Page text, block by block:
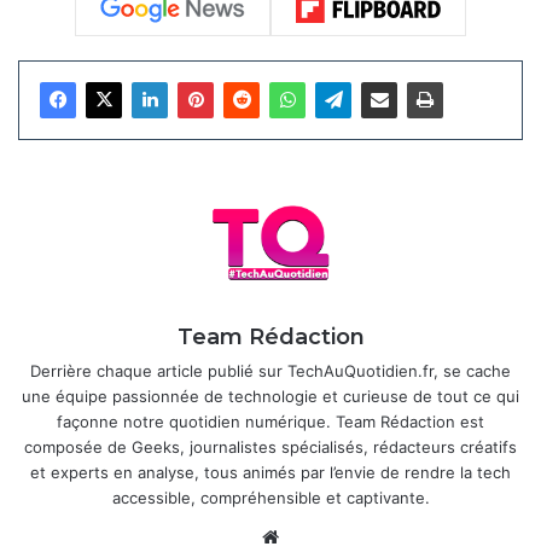
mode Game Master 2.0
optimise automatiquement les
manuelle. Selon TCL, le Game Accelerator peut même
pousser jusqu’à 288 Hz à des résolutions réduites, un
atout pour les joueurs PC.
Pour la série C7K, cette dernière va plus loin avec une
luminosité maximale de 3000 nits et jusqu’à 2880 zones de
Team Rédaction
Derrière chaque article publié sur TechAuQuotidien.fr, se cache
une équipe passionnée de technologie et curieuse de tout ce qui
façonne notre quotidien numérique. Team Rédaction est
composée de Geeks, journalistes spécialisés, rédacteurs créatifs
et experts en analyse, tous animés par l’envie de rendre la tech
accessible, compréhensible et captivante.